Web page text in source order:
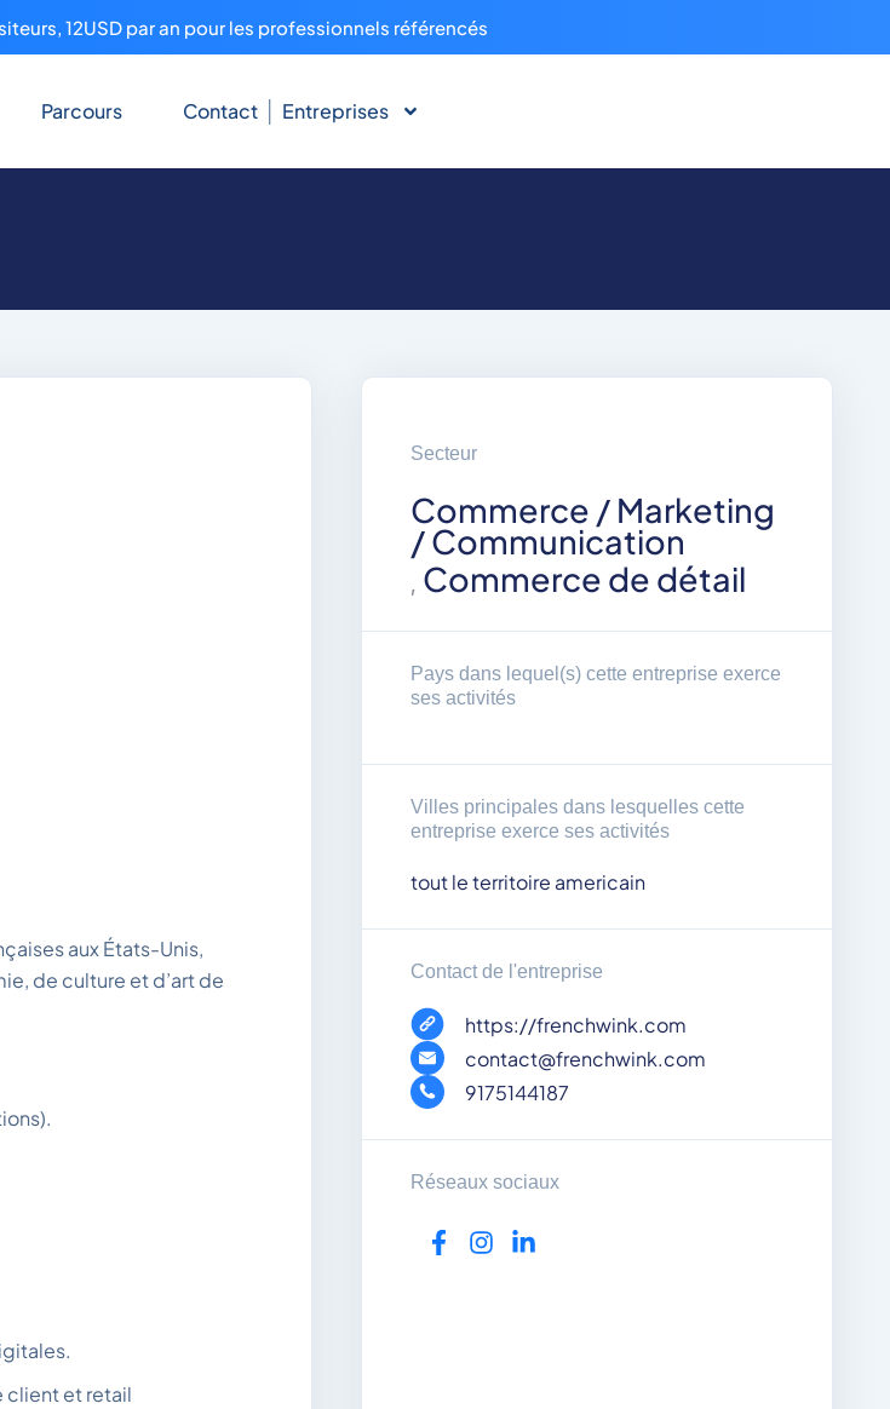
12USD par an pour les professionnels référencés
Parcours Contact Entreprises
aux États-Unis,
de culture et d’art de
client et retail
Secteur
Commerce / Marketing
/ Communication
, Commerce de détail
Pays dans lequel(s) cette entreprise exerce
ses activités
Villes principales dans lesquelles cette
entreprise exerce ses activités
tout le territoire americain
Contact de l'entreprise
https://frenchwink.com
contact@frenchwink.com
9175144187
Réseaux sociaux